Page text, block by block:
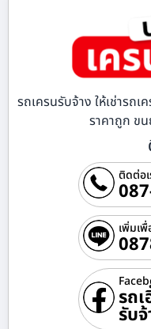
รถเครนรับจ้าง ให้เช่ารถ
ราคาถูก ข
ติดต่อเ
เพิ่มเ
รถ
รับ